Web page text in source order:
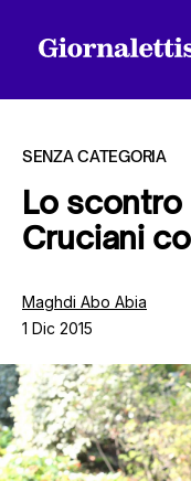
Tutti gli articoli
Chi siamo
Contatti
SENZA CATEGORIA
Lo
Cruciani
Maghdi Abo Abia
1 Dic 2015